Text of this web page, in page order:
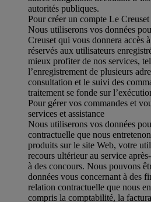
autorités publiques.
Pour créer un compte Le Creuset
Nous utiliserons vos données
Creuset qui vous donnera accès
réservés aux utilisateurs
mieux profiter de nos services,
l’enregistrement de plusieurs
consultation et le suivi des
traitement se fonde sur
Pour gérer vos commandes et
services et assistance
Nous utiliserons vos données
contractuelle que nous
produits sur le site Web, votre
recours ultérieur au service
à des concours. Nous pouvons
données vous concernant à des
relation contractuelle que nous
compris la comptabilité, la